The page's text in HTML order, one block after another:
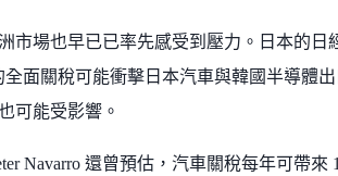
市場也早已已率先感受到壓力。日本的日
面關稅可能衝擊日本汽車與韓國半導體
可能受影響。
Navarro 還曾預估，汽車關稅每年可帶